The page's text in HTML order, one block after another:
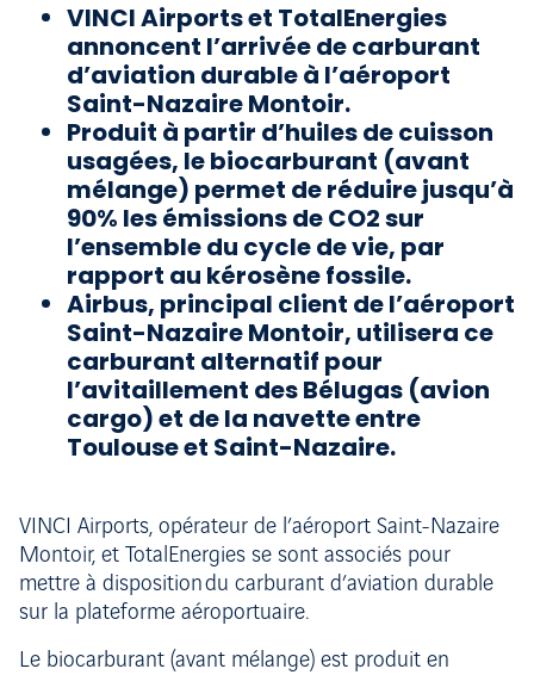
VINCI Airports et TotalEnergies
annoncent l’arrivée de carburant
d’aviation durable à l’aéroport
Saint-Nazaire Montoir.
Produit à partir d’huiles de cuisson
usagées, le biocarburant (avant
mélange) permet de réduire jusqu’à
90% les émissions de CO2 sur
l’ensemble du cycle de vie, par
rapport au kérosène fossile.
Airbus, principal client de l’aéroport
Saint-Nazaire Montoir, utilisera ce
carburant alternatif pour
l’avitaillement des Bélugas (avion
cargo) et de la navette entre
Toulouse et Saint-Nazaire.
VINCI Airports, opérateur de l’aéroport Saint-Nazaire
Montoir, et TotalEnergies se sont associés pour
mettre à disposition du carburant d’aviation durable
sur la plateforme aéroportuaire.
Le biocarburant (avant mélange) est produit en